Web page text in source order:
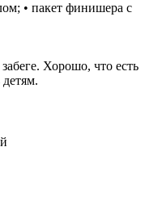
• пакет финишера с
Хорошо, что есть